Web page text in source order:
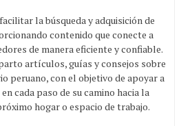
la búsqueda y adquisición de
contenido que conecte a
de manera eficiente y confiable.
artículos, guías y consejos sobre
peruano, con el objetivo de apoyar a
cada paso de su camino hacia la
hogar o espacio de trabajo.